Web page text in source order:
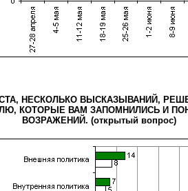
НЕСКОЛЬКО ВЫСКАЗЫВАНИЙ,
КОТОРЫЕ ВАМ ЗАПОМНИЛИСЬ И
ВОЗРАЖЕНИЙ. (открытый вопрос)